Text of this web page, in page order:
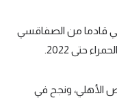
انضم لـ الأهلي قادما من الصفاقسي
بقميص الأهلي، ونجح في